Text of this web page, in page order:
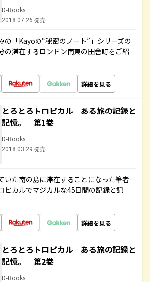
D-Books
2018.07.26 発売
の「Kayoの“秘密のノート”」シリーズの
の滞在するロンドン南東の田舎町をご紹
詳細を見る
とろとろトロピカル ある旅の記録と
記憶。 第1巻
D-Books
2018.03.29 発売
いた南の島に滞在することになった筆者
ピカルでマジカルな45日間の記録と記
詳細を見る
とろとろトロピカル ある旅の記録と
記憶。 第2巻
D-Books